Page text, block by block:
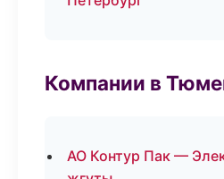
Компании в
АО Контур Пак —